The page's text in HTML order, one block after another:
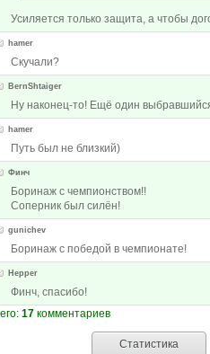
Усиляется только защита, а чтобы
hamer
Скучали?
BernShtaiger
Ну наконец-то! Ещё один
hamer
Путь был не близкий)
Финч
Боринаж с чемпионством!!
Соперник был силён!
gunichev
Боринаж с победой в чемпионате!
Hepper
Финч, спасибо!
17 комментариев
Статистика